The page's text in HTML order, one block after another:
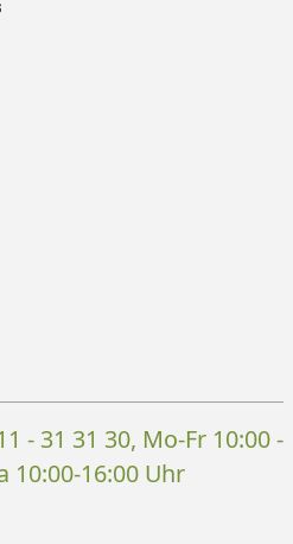
- 31 31 30, Mo-Fr 10:00 -
10:00-16:00 Uhr